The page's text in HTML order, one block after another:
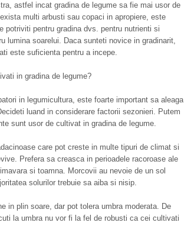
astfel incat gradina de legume sa fie mai usor de
multi arbusti sau copaci in apropiere, este
potriviti pentru gradina dvs. pentru nutrienti si
lumina soarelui. Daca sunteti novice in gradinarit,
este suficienta pentru a incepe.
in gradina de legume?
in legumicultura, este foarte important sa aleaga
luand in considerare factorii sezonieri. Putem
sunt usor de cultivat in gradina de legume.
care pot creste in multe tipuri de climat si
Prefera sa creasca in perioadele racoroase ale
si toamna. Morcovii au nevoie de un sol
solurilor trebuie sa aiba si nisip.
in plin soare, dar pot tolera umbra moderata. De
la umbra nu vor fi la fel de robusti ca cei cultivati